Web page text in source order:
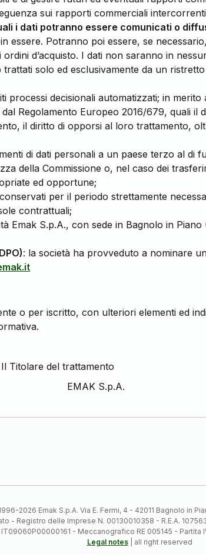
sui rapporti commerciali
i dati potranno essere comunicati o
essere. Potranno poi essere, se
d’acquisto. I dati non saranno in
trattati solo ed esclusivamente da un
processi decisionali automatizzati; in
dal Regolamento Europeo 2016/679, quali
il diritto di opporsi al loro trattamento,
di dati personali a un paese terzo al di
della Commissione o, nel caso dei
ed opportune;
per il periodo strettamente
contrattuali;
Emak S.p.A., con sede in Bagnolo in
: la società ha provveduto a nominare
o per iscritto, con ulteriori elementi ed
trattamento
2026 Emak S.p.A. Via E. Fermi, 4 - 42011 Bagnolo in
- Registro delle Imprese N. 00130010358 - R.E.A.
- Meccanografico RE 005145 - Partita
Legal notes| all right reserved